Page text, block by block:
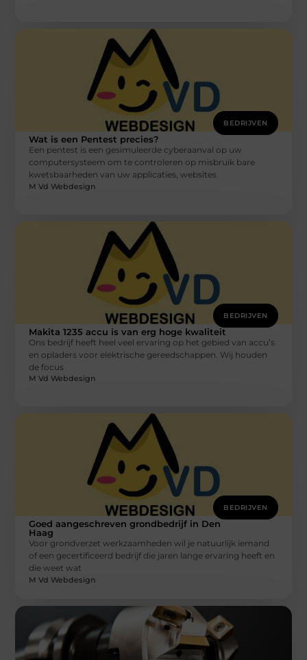
BEDRIJVEN
Wat is een Pentest precies?
Een pentest is een gesimuleerde cyberaanval op uw
computersysteem om te controleren op misbruik bare
kwetsbaarheden van uw applicaties, websites
M Vd Webdesign
BEDRIJVEN
Makita 1235 accu is van erg hoge kwaliteit
Ons bedrijf heeft heel veel ervaring op het gebied van accu’s
en opladers voor elektrische gereedschappen. Wij houden
de focus
M Vd Webdesign
BEDRIJVEN
Goed aangeschreven grondbedrijf in Den
Haag
Voor grondverzet werkzaamheden wil je natuurlijk iemand
of een gecertificeerd bedrijf die jaren lange ervaring heeft en
die weet wat
M Vd Webdesign